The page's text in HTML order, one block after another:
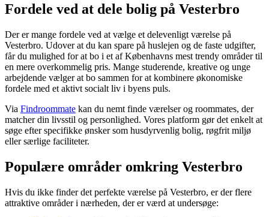
Fordele ved at dele bolig på Vesterbro
Der er mange fordele ved at vælge et delevenligt værelse på
Vesterbro. Udover at du kan spare på huslejen og de faste udgifter,
får du mulighed for at bo i et af Københavns mest trendy områder til
en mere overkommelig pris. Mange studerende, kreative og unge
arbejdende vælger at bo sammen for at kombinere økonomiske
fordele med et aktivt socialt liv i byens puls.
Via Findroommate kan du nemt finde værelser og roommates, der
matcher din livsstil og personlighed. Vores platform gør det enkelt at
søge efter specifikke ønsker som husdyrvenlig bolig, røgfrit miljø
eller særlige faciliteter.
Populære områder omkring Vesterbro
Hvis du ikke finder det perfekte værelse på Vesterbro, er der flere
attraktive områder i nærheden, der er værd at undersøge: